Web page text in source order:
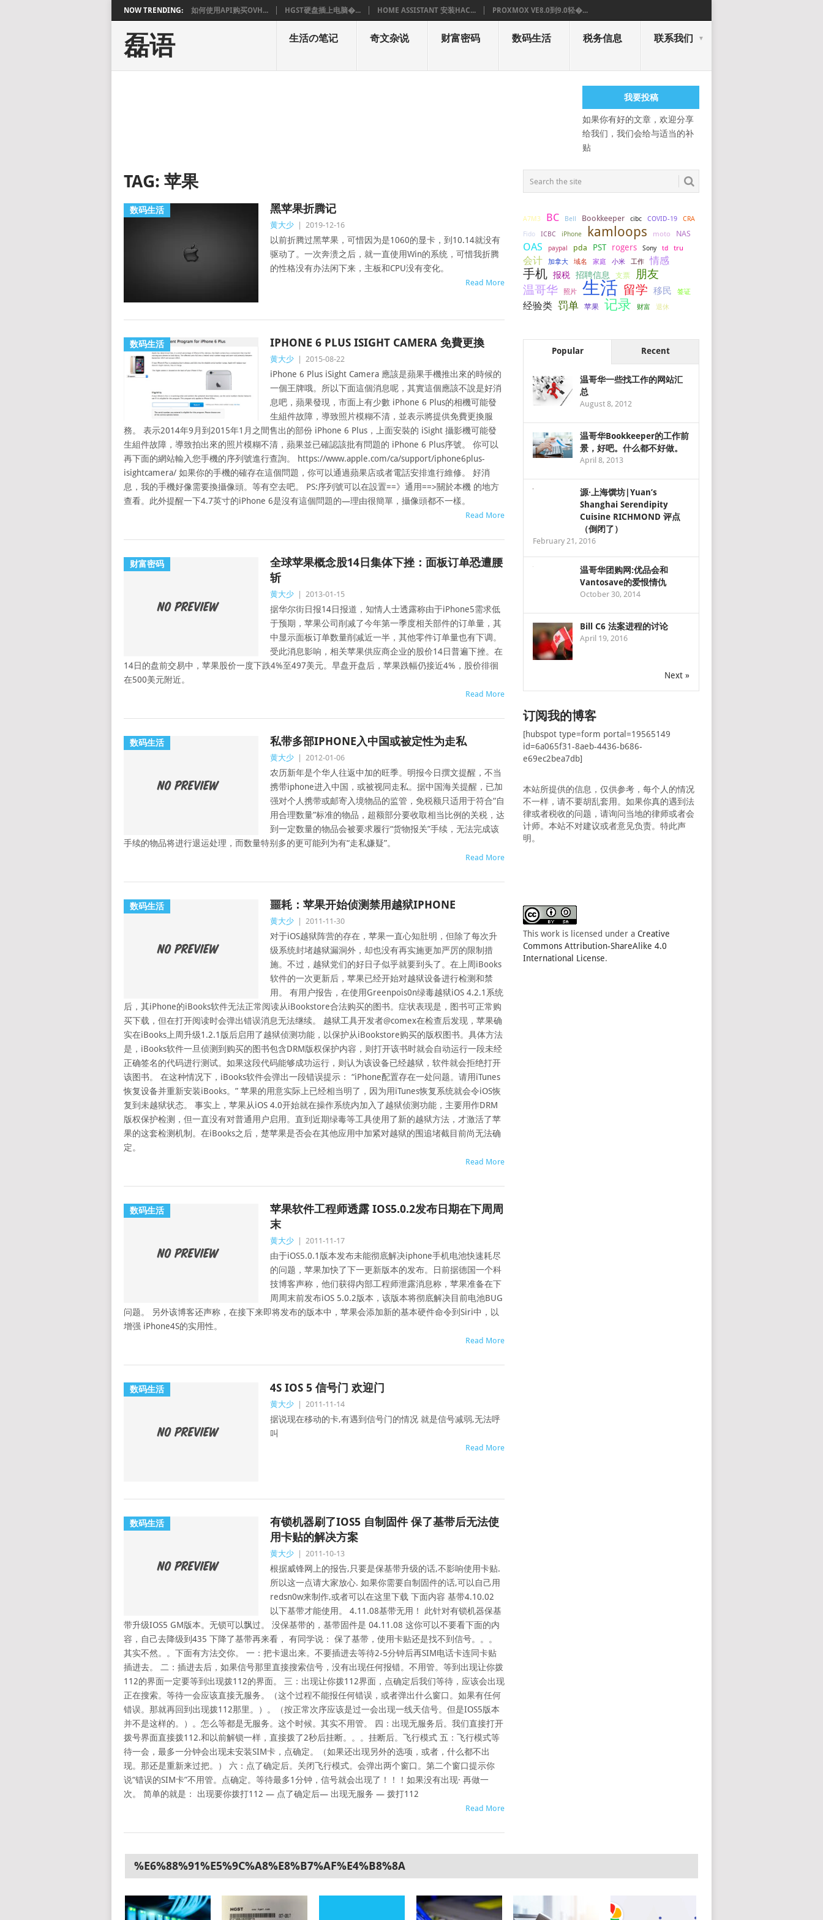
NOW TRENDING: 如何使用API购买OVH... HGST硬盘插上电脑�... HOME ASSISTANT 安装HAC... PROXMOX VE8.0到9.0轻�...
磊语 生活の笔记 奇文杂说 财富密码 数码生活 税务信息 联系我们
我要投稿
如果你有好的文章，欢迎分享
给我们，我们会给与适当的补
贴
TAG: 苹果
数码生活 黑苹果折腾记
黄大少 2019-12-16
以前折腾过黑苹果，可惜因为是1060的显卡，到10.14就没有
驱动了。一次奔溃之后，就一直使用Win的系统，可惜我折腾
的性格没有办法闲下来，主板和CPU没有变化。
Read More
数码生活 IPHONE 6 PLUS ISIGHT CAMERA 免費更換
黄大少 2015-08-22
iPhone 6 Plus iSight Camera 應該是蘋果手機推出來的時候的
一個王牌哦。所以下面這個消息呢，其實這個應該不說是好消
息吧，蘋果發現，市面上有少數 iPhone 6 Plus的相機可能發
生組件故障，導致照片模糊不清，並表示將提供免費更換服
務。 表示2014年9月到2015年1月之間售出的部份 iPhone 6 Plus，上面安裝的 iSight 攝影機可能發
生組件故障，導致拍出來的照片模糊不清，蘋果並已確認該批有問題的 iPhone 6 Plus序號。 你可以
再下面的網站輸入您手機的序列號進行查詢。 https://www.apple.com/ca/support/iphone6plus-
isightcamera/ 如果你的手機的確存在這個問題，你可以通過蘋果店或者電話安排進行維修。 好消
息，我的手機好像需要換攝像頭。等有空去吧。 PS:序列號可以在設置==》通用==>關於本機 的地方
查看。此外提醒一下4.7英寸的iPhone 6是沒有這個問題的—理由很簡單，攝像頭都不一樣。
Read More
财富密码
全球苹果概念股14日集体下挫：面板订单恐遭腰
斩
黄大少 2013-01-15
据华尔街日报14日报道，知情人士透露称由于iPhone5需求低
于预期，苹果公司削减了今年第一季度相关部件的订单量，其
中显示面板订单数量削减近一半，其他零件订单量也有下调。
受此消息影响，相关苹果供应商企业的股价14日普遍下挫。在
14日的盘前交易中，苹果股价一度下跌4%至497美元。早盘开盘后，苹果跌幅仍接近4%，股价徘徊
在500美元附近。
Read More
数码生活 私带多部IPHONE入中国或被定性为走私
黄大少 2012-01-06
农历新年是个华人往返中加的旺季。明报今日撰文提醒，不当
携带iphone进入中国，或被视同走私。据中国海关提醒，已加
强对个人携带或邮寄入境物品的监管，免税额只适用于符合“自
用合理数量”标准的物品，超额部分要收取相当比例的关税，达
到一定数量的物品会被要求履行“货物报关”手续，无法完成该
手续的物品将进行退运处理，而数量特别多的更可能列为有“走私嫌疑”。
Read More
数码生活 噩耗：苹果开始侦测禁用越狱IPHONE
黄大少 2011-11-30
对于iOS越狱阵营的存在，苹果一直心知肚明，但除了每次升
级系统封堵越狱漏洞外，却也没有再实施更加严厉的限制措
施。不过，越狱党们的好日子似乎就要到头了。在上周iBooks
软件的一次更新后，苹果已经开始对越狱设备进行检测和禁
用。 有用户报告，在使用Greenpois0n绿毒越狱iOS 4.2.1系统
后，其iPhone的iBooks软件无法正常阅读从iBookstore合法购买的图书。症状表现是，图书可正常购
买下载，但在打开阅读时会弹出错误消息无法继续。 越狱工具开发者@comex在检查后发现，苹果确
实在iBooks上周升级1.2.1版后启用了越狱侦测功能，以保护从iBookstore购买的版权图书。具体方法
是，iBooks软件一旦侦测到购买的图书包含DRM版权保护内容，则打开该书时就会自动运行一段未经
正确签名的代码进行测试。如果这段代码能够成功运行，则认为该设备已经越狱，软件就会拒绝打开
该图书。 在这种情况下，iBooks软件会弹出一段错误提示： “iPhone配置存在一处问题。请用iTunes
恢复设备并重新安装iBooks。” 苹果的用意实际上已经相当明了，因为用iTunes恢复系统就会令iOS恢
复到未越狱状态。 事实上，苹果从iOS 4.0开始就在操作系统内加入了越狱侦测功能，主要用作DRM
版权保护检测，但一直没有对普通用户启用。直到近期绿毒等工具使用了新的越狱方法，才激活了苹
果的这套检测机制。在iBooks之后，楚苹果是否会在其他应用中加紧对越狱的围追堵截目前尚无法确
定。
Read More
数码生活
苹果软件工程师透露 IOS5.0.2发布日期在下周周
末
黄大少 2011-11-17
由于iOS5.0.1版本发布未能彻底解决iphone手机电池快速耗尽
的问题，苹果加快了下一更新版本的发布。日前据德国一个科
技博客声称，他们获得内部工程师泄露消息称，苹果准备在下
周周末前发布iOS 5.0.2版本，该版本将彻底解决目前电池BUG
问题。 另外该博客还声称，在接下来即将发布的版本中，苹果会添加新的基本硬件命令到Siri中，以
增强 iPhone4S的实用性。
Read More
数码生活 4S IOS 5 信号门 欢迎门
黄大少 2011-11-14
据说现在移动的卡,有遇到信号门的情况 就是信号减弱,无法呼
叫
Read More
数码生活
有锁机器刷了IOS5 自制固件 保了基带后无法使
用卡贴的解决方案
黄大少 2011-10-13
根据威锋网上的报告,只要是保基带升级的话,不影响使用卡贴.
所以这一点请大家放心. 如果你需要自制固件的话,可以自己用
redsn0w来制作,或者可以在这里下载 下面内容 基带4.10.02
以下基带才能使用。 4.11.08基带无用！ 此针对有锁机器保基
带升级IOS5 GM版本。无锁可以飘过。 没保基带的，基带固件是 04.11.08 这你可以不要看下面的内
容，自己去降级到435 下降了基带再来看， 有同学说： 保了基带，使用卡贴还是找不到信号。。。
其实不然。。下面有方法交你。 一：把卡退出来。不要插进去等待2-5分钟后再SIM电话卡连同卡贴
插进去。 二：插进去后，如果信号那里直接搜索信号，没有出现任何报错。不用管。等到出现让你拨
112的界面一定要等到出现拨112的界面。 三：出现让你拨112界面，点确定后我们等待，应该会出现
正在搜索。等待一会应该直接无服务。（这个过程不能报任何错误，或者弹出什么窗口。如果有任何
错误。那就再回到出现拨112那里。）。（按正常次序应该是过一会出现一线天信号。但是IOS5版本
并不是这样的。）。怎么等都是无服务。这个时候。其实不用管。 四：出现无服务后。我们直接打开
拨号界面直接拨112.和以前解锁一样，直接拨了2秒后挂断。。。挂断后。飞行模式 五：飞行模式等
待一会，最多一分钟会出现未安装SIM卡，点确定。（如果还出现另外的选项，或者，什么都不出
现。那还是重新来过把。） 六：点了确定后。关闭飞行模式。会弹出两个窗口。第二个窗口提示你
说“错误的SIM卡”不用管。点确定。等待最多1分钟，信号就会出现了！！！如果没有出现· 再做一
次。 简单的就是： 出现要你拨打112 — 点了确定后— 出现无服务 — 拨打112
Read More
A7M3 BC Bell Bookkeeper cibc COVID-19
CRA
Fido
ICBC iPhone kamloops moto NAS
OAS paypal pda PST rogers Sony td tru
会计 加拿大 域名 家庭 小米 工作 情感
手机 报税 招聘信息 支票 朋友
温哥华 照片 生活 留学 移民 签证
经验类 罚单 苹果 记录 财富 退休
Popular Recent
温哥华一些找工作的网站汇
总
August 8, 2012
温哥华Bookkeeper的工作前
景，好吧。什么都不好做。
April 8, 2013
源·上海馔坊|Yuan’s
Shanghai Serendipity
Cuisine RICHMOND 评点
（倒闭了）
February 21, 2016
温哥华团购网:优品会和
Vantosave的爱恨情仇
October 30, 2014
Bill C6 法案进程的讨论
April 19, 2016
Next »
订阅我的博客
[hubspot type=form portal=19565149
id=6a065f31-8aeb-4436-b686-
e69ec2bea7db]
本站所提供的信息，仅供参考，每个人的情况
不一样，请不要胡乱套用。如果你真的遇到法
律或者税收的问题，请询问当地的律师或者会
计师。本站不对建议或者意见负责。特此声
明。
This work is licensed under a Creative
Commons Attribution-ShareAlike 4.0
International License.
%E6%88%91%E5%9C%A8%E8%B7%AF%E4%B8%8A